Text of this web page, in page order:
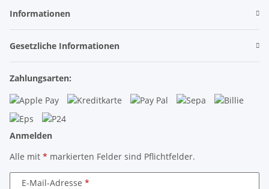
Informationen
Gesetzliche Informationen
Zahlungsarten:
Anmelden
Alle mit * markierten Felder sind Pflichtfelder.
E-Mail-Adresse